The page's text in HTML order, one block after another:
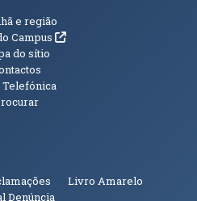
e região
Campus(abre em nova janela)
do sítio
Telefónica
Livro Amarelo
Denúncia(abre em nova janela)